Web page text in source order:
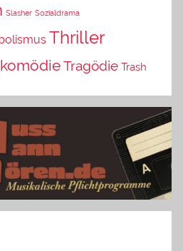
Slasher Sozialdrama
Thriller
Tragödie Trash